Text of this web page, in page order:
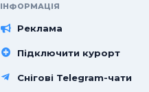
ІНФОРМАЦІЯ
Реклама
Підключити курорт
Снігові Telegram-чати